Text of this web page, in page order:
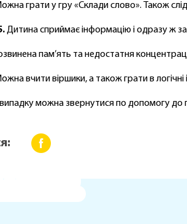
грати у гру «Склади слово». Також
Дитина сприймає інформацію і одразу ж
пам’ять та недостатня
вчити віршики, а також грати в логічні
можна звернутися по допомогу до